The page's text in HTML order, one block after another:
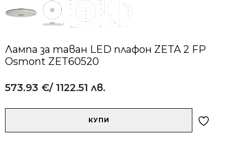
Лампа за таван LED плафон ZETA 2 FP
Osmont ZET60520
573.93 €/ 1122.51 лв.
КУПИ